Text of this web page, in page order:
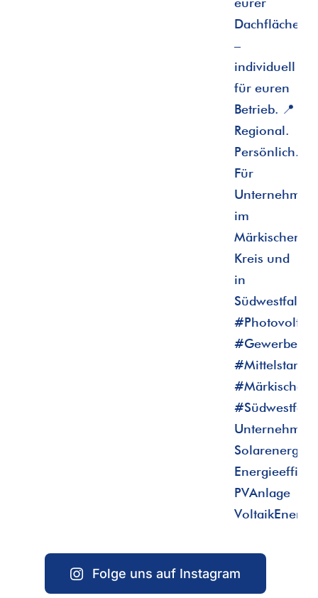
Folge uns auf Instagram